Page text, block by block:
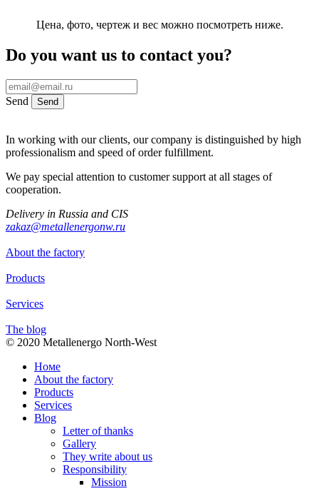
Цена, фото, чертеж и вес можно посмотреть ниже.
Do you want us to contact you?
Send Send
In working with our clients, our company is distinguished by high
professionalism and speed of order fulfillment.
We pay special attention to customer support at all stages of
cooperation.
Delivery in Russia and CIS
zakaz@metallenergonw.ru
About the factory
Products
Services
The blog
© 2020 Metallenergo North-West
Номе
About the factory
Products
Services
Blog
Letter of thanks
Gallery
They write about us
Responsibility
Mission